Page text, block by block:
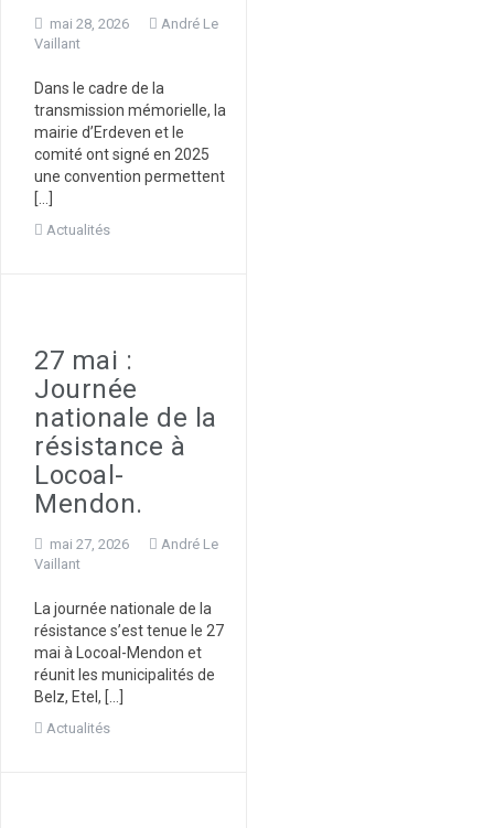
mai 28, 2026
André Le
Vaillant
Dans le cadre de la
transmission mémorielle, la
mairie d’Erdeven et le
comité ont signé en 2025
une convention permettent
[…]
Actualités
27 mai :
Journée
nationale de la
résistance à
Locoal-
Mendon.
mai 27, 2026
André Le
Vaillant
La journée nationale de la
résistance s’est tenue le 27
mai à Locoal-Mendon et
réunit les municipalités de
Belz, Etel, […]
Actualités